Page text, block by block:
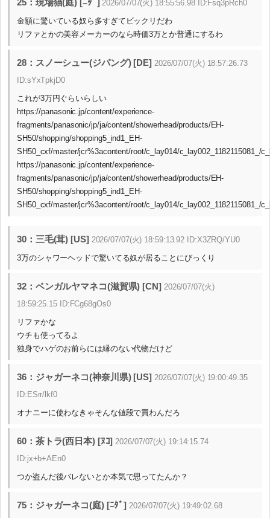
25：現場猫(庭) [ﾆﾀﾞ]
2026/07/07(火) 18:55:56.98 ID:Fsq3pRch0
金額に驚いている奴ら多すぎてビックリだわ
リファとかの美容メーカーのなら時価3万とか普通にするわ
28：スノーシュー(ジパング) [DE] 2026/07/07(火) 18:57:26.73
ID:sYxTpkjD0
これが3万円ぐらいらしい
https://panasonic.jp/content/experience-
fragments/panasonic/jp/ja/content/showerhead/products/EH-
SH50/shopping/shopping5_ind1_EH-
SH50_cxf/master/jcr%3acontent/root/c_lay014/c_lay002_1182115081_/
https://panasonic.jp/content/experience-
fragments/panasonic/jp/ja/content/showerhead/products/EH-
SH50/shopping/shopping5_ind1_EH-
SH50_cxf/master/jcr%3acontent/root/c_lay014/c_lay002_1182115081_/
30：三毛(茸) [US] 2026/07/07(火) 18:59:13.92 ID:X3ZRQ/YU0
3万のシャワーヘッドで驚いてる奴が居ることにびっくり
32：ベンガルヤマネコ(滋賀県) [CN] 2026/07/07(火)
18:59:25.15 ID:FCg68gOs0
リファかな
ウチも使ってるよ
独身でハゲのお前らには縁のない代物だけど
36：ジャガーネコ(神奈川県) [US] 2026/07/07(火) 19:00:49.35
ID:ESrr/lkf0
オナニーに使わなきゃそんな値段で買わんだろ
60：茶トラ(西日本) [ﾇｺ] 2026/07/07(火) 19:14:15.74
ID:jx+b+AEn0
つか盗んだ後バレないとか本気で思ってたんか？
75：ジャガーネコ(庭) [ﾆﾀﾞ] 2026/07/07(火) 19:49:02.68